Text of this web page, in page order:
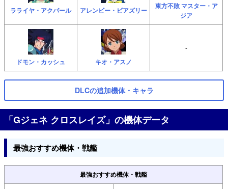
ラライヤ・アクパール アレンビー・ビアズリー
東方不敗 マスター・ア
ジア
ドモン・カッシュ キオ・アスノ
-
DLCの追加機体・キャラ
「Gジェネ クロスレイズ」の機体データ
最強おすすめ機体・戦艦
最強おすすめ機体・戦艦